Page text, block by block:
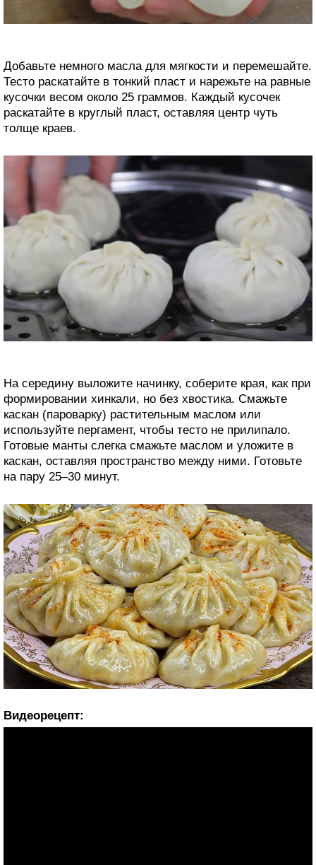
Добавьте немного масла для мягкости и перемешайте.
Тесто раскатайте в тонкий пласт и нарежьте на равные
кусочки весом около 25 граммов. Каждый кусочек
раскатайте в круглый пласт, оставляя центр чуть
толще краев.
На середину выложите начинку, соберите края, как при
формировании хинкали, но без хвостика. Смажьте
каскан (пароварку) растительным маслом или
используйте пергамент, чтобы тесто не прилипало.
Готовые манты слегка смажьте маслом и уложите в
каскан, оставляя пространство между ними. Готовьте
на пару 25–30 минут.
Видеорецепт: